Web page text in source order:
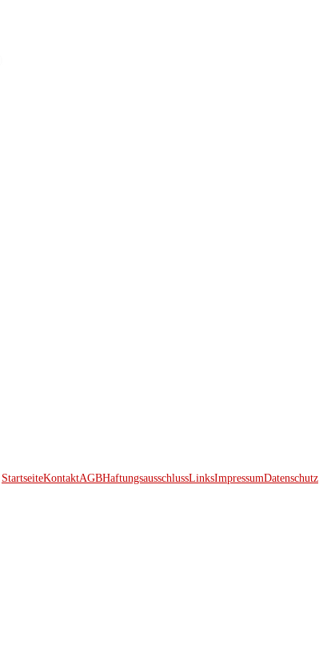
StartseiteKontaktAGBHaftungsausschlussLinksImpressumDatenschutz